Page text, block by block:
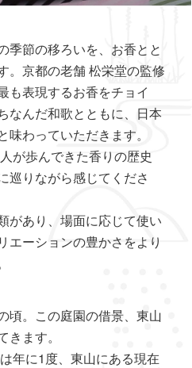
季節の移ろいを、お香とと
。京都の老舗 松栄堂の監修
も表現するお香をチョイ
なんだ和歌とともに、日本
わっていただきます。
が歩んできた香りの歴史
巡りながら感じてくださ
があり、場面に応じて使い
エーションの豊かさをより
頃。この庭園の借景、東山
ます。
年に1度、東山にある現在